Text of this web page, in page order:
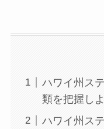
ハワイ州ス
類を把握し
ハワイ州ス